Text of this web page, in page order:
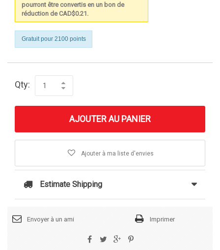
pourront être convertis en un bon de
réduction de CAD$0.21.
Gratuit pour 2100 points
Qty:
AJOUTER AU PANIER
Ajouter à ma liste d'envies
Estimate Shipping
Envoyer à un ami Imprimer